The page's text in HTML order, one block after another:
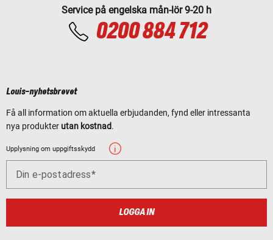
Service på engelska mån-lör 9-20 h
0200 884 712
Louis-nyhetsbrevet
Få all information om aktuella erbjudanden, fynd eller intressanta
nya produkter utan kostnad.
Upplysning om uppgiftsskydd
Din e-postadress
LOGGA IN